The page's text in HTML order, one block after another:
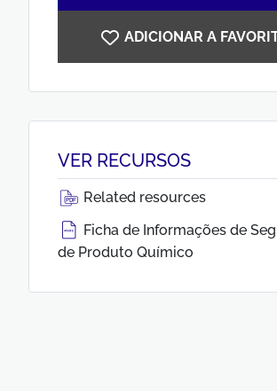
ADICIONAR A
VER RECURSOS
Related resources
Ficha de Informações de
de Produto Químico